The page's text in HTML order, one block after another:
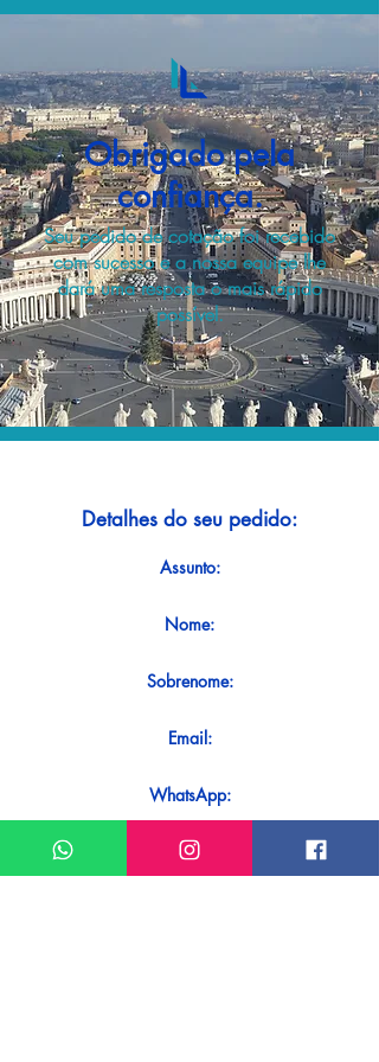
Obrigado pela
confiança.
Seu pedido de cotação foi recebido
com sucesso e a nossa equipe lhe
dará uma resposta o mais rápido
possível.
Detalhes do seu pedido:
Assunto:
Nome:
Sobrenome:
Email:
WhatsApp:
Mensagem: